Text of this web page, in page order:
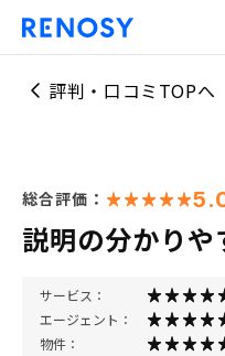
評判・口コミTOPへ
総合評価：
説明の分かりや
サービス：
エージェント：
物件：